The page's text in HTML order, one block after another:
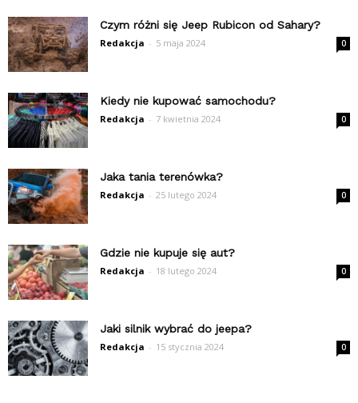
Czym różni się Jeep Rubicon od Sahary?
Redakcja - 5 maja 2024 0
Kiedy nie kupować samochodu?
Redakcja - 7 kwietnia 2024 0
Jaka tania terenówka?
Redakcja - 25 lutego 2024 0
Gdzie nie kupuje się aut?
Redakcja - 18 lutego 2024 0
Jaki silnik wybrać do jeepa?
Redakcja - 15 stycznia 2024 0